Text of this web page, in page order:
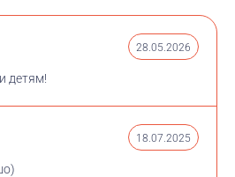
28.05.2026
детям!
18.07.2025